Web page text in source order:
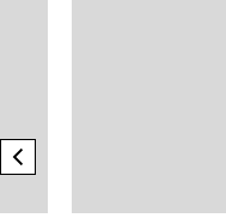
previous element